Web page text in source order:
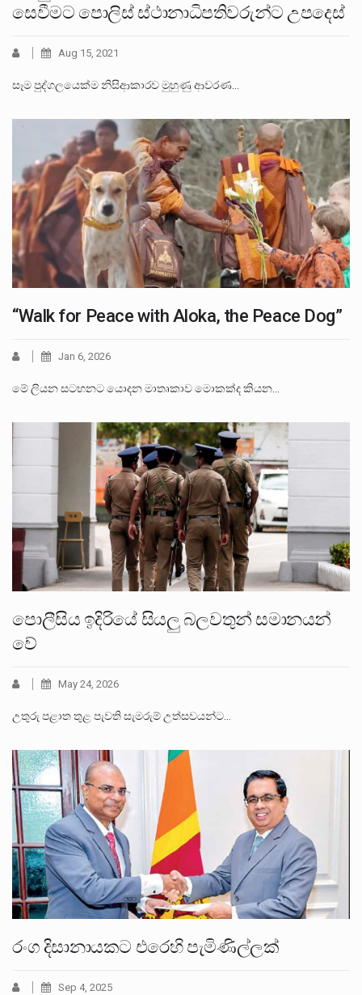
සෙවීමට පොලිස් ස්ථානාධිපතිවරුන්ට උපදෙස්
Aug 15, 2021
සෑම පුද්ගලයෙක්ම නිසිආකාරව මුහුණු ආවරණ…
“Walk for Peace with Aloka, the Peace Dog”
Jan 6, 2026
මේ ලියන සටහනට යොදන මාතෘකාව මොකක්ද කියන…
පොලීසිය ඉදිරියේ සියලු බලවතුන් සමානයන්
වේ
May 24, 2026
උතුරු පළාත තුළ පැවති සැමරුම් උත්සවයන්ට…
රංග දිසානායකට එරෙහි පැමිණිල්ලක්
Sep 4, 2025